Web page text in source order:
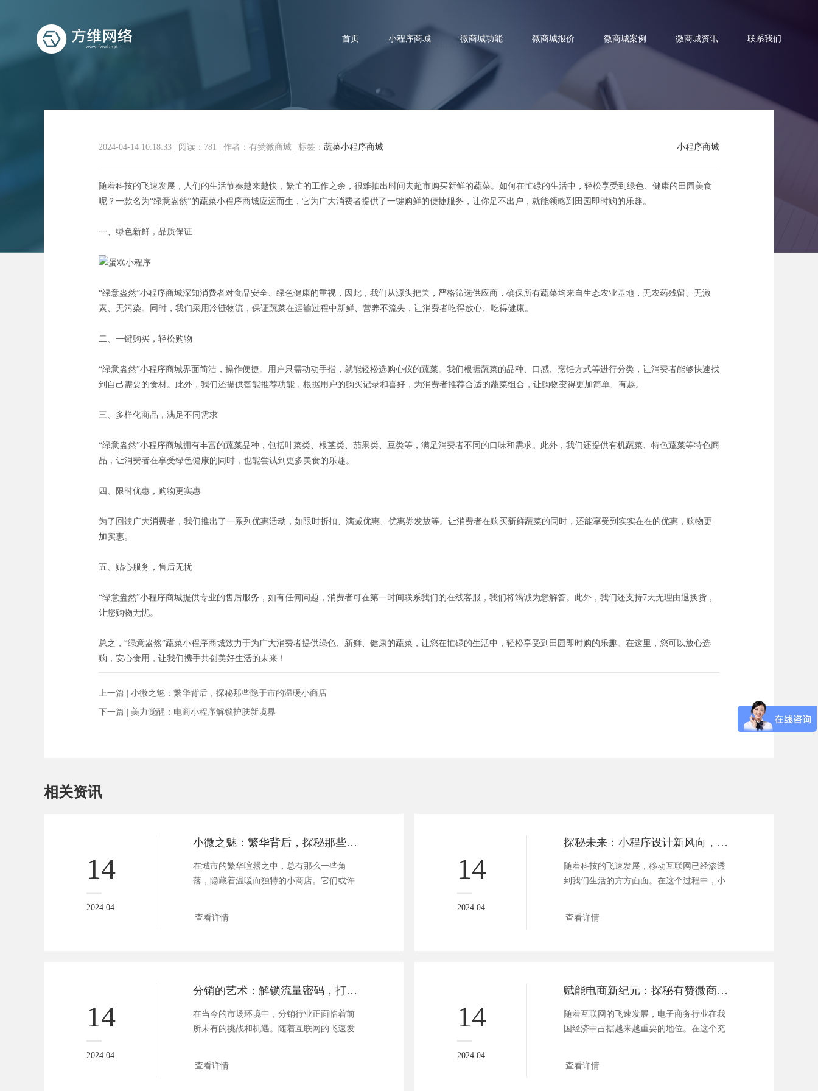
首页 小程序商城 微商城功能 微商城报价 微商城案例 微商城资讯 联系我们
绿意盎然，一键购鲜：蔬菜小程序商城带你领略田园即时购
小程序商城
2024-04-14 10:18:33 阅读：781 作者：有赞微商城 标签： 蔬菜小程序商城
随着科技的飞速发展，人们的生活节奏越来越快，繁忙的工作之余，很难抽出时间去超市购买新鲜的蔬菜。如何在忙碌的生活中，轻松享受到绿色、健康的田园美食
呢？一款名为“绿意盎然”的蔬菜小程序商城应运而生，它为广大消费者提供了一键购鲜的便捷服务，让你足不出户，就能领略到田园即时购的乐趣。
一、绿色新鲜，品质保证
“绿意盎然”小程序商城深知消费者对食品安全、绿色健康的重视，因此，我们从源头把关，严格筛选供应商，确保所有蔬菜均来自生态农业基地，无农药残留、无激
素、无污染。同时，我们采用冷链物流，保证蔬菜在运输过程中新鲜、营养不流失，让消费者吃得放心、吃得健康。
二、一键购买，轻松购物
“绿意盎然”小程序商城界面简洁，操作便捷。用户只需动动手指，就能轻松选购心仪的蔬菜。我们根据蔬菜的品种、口感、烹饪方式等进行分类，让消费者能够快速找
到自己需要的食材。此外，我们还提供智能推荐功能，根据用户的购买记录和喜好，为消费者推荐合适的蔬菜组合，让购物变得更加简单、有趣。
三、多样化商品，满足不同需求
“绿意盎然”小程序商城拥有丰富的蔬菜品种，包括叶菜类、根茎类、茄果类、豆类等，满足消费者不同的口味和需求。此外，我们还提供有机蔬菜、特色蔬菜等特色商
品，让消费者在享受绿色健康的同时，也能尝试到更多美食的乐趣。
四、限时优惠，购物更实惠
为了回馈广大消费者，我们推出了一系列优惠活动，如限时折扣、满减优惠、优惠券发放等。让消费者在购买新鲜蔬菜的同时，还能享受到实实在在的优惠，购物更
加实惠。
五、贴心服务，售后无忧
“绿意盎然”小程序商城提供专业的售后服务，如有任何问题，消费者可在第一时间联系我们的在线客服，我们将竭诚为您解答。此外，我们还支持7天无理由退换货，
让您购物无忧。
总之，“绿意盎然”蔬菜小程序商城致力于为广大消费者提供绿色、新鲜、健康的蔬菜，让您在忙碌的生活中，轻松享受到田园即时购的乐趣。在这里，您可以放心选
购，安心食用，让我们携手共创美好生活的未来！
上一篇 | 小微之魅：繁华背后，探秘那些隐于市的温暖小商店
下一篇 | 美力觉醒：电商小程序解锁护肤新境界
相关资讯
14
2024.04
小微之魅：繁华背后，探秘那些隐于市的温暖小商店
在城市的繁华喧嚣之中，总有那么一些角
落，隐藏着温暖而独特的小商店。它们或许
查看详情
14
2024.04
探秘未来：小程序设计新风向，指尖上的创意革命
随着科技的飞速发展，移动互联网已经渗透
到我们生活的方方面面。在这个过程中，小
查看详情
14
2024.04
分销的艺术：解锁流量密码，打造业绩爆表的智慧经销商之路
在当今的市场环境中，分销行业正面临着前
所未有的挑战和机遇。随着互联网的飞速发
查看详情
14
2024.04
赋能电商新纪元：探秘有赞微商城，让小程序成就开店梦想
随着互联网的飞速发展，电子商务行业在我
国经济中占据越来越重要的地位。在这个充
查看详情